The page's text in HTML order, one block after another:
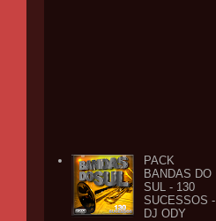
PACK
BANDAS DO
SUL - 130
SUCESSOS -
DJ ODY